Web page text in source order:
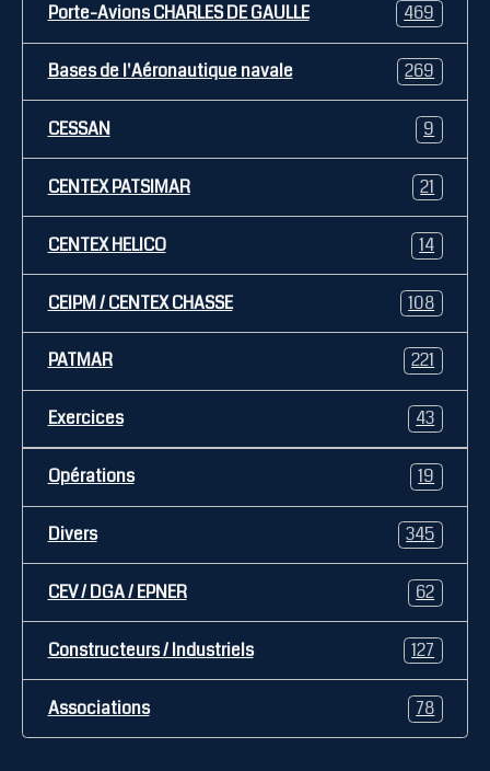
Porte-Avions CHARLES DE GAULLE 469
Bases de l'Aéronautique navale 269
CESSAN 9
CENTEX PATSIMAR 21
CENTEX HELICO 14
CEIPM / CENTEX CHASSE 108
PATMAR 221
Exercices 43
Opérations 19
Divers 345
CEV / DGA / EPNER 62
Constructeurs / Industriels 127
Associations 78